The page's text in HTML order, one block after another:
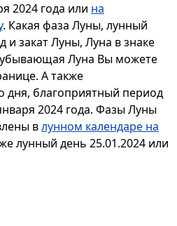
2024 года или на
. Какая фаза Луны, лунный
и закат Луны, Луна в знаке
Луна Вы можете
А также
дня, благоприятный период
2024 года. Фазы Луны
влунном календаре на
лунный день 25.01.2024 или